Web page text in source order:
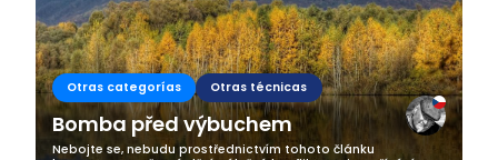
Otras categorías Otras técnicas
Bomba před výbuchem
Nebojte se, nebudu prostřednictvím tohoto článku